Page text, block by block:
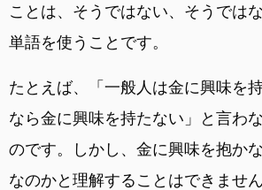
ことは、そうではない、そうでは
単語を使うことです。
たとえば、「一般人は金に興味を
なら金に興味を持たない」と言わ
のです。しかし、金に興味を抱か
なのかと理解することはできませ